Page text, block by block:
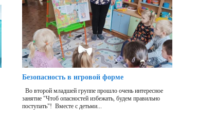
Безопасность в игровой форме
Во второй младшей группе прошло очень интересное
занятие "Чтоб опасностей избежать, будем правильно
поступать"! Вместе с детьми...